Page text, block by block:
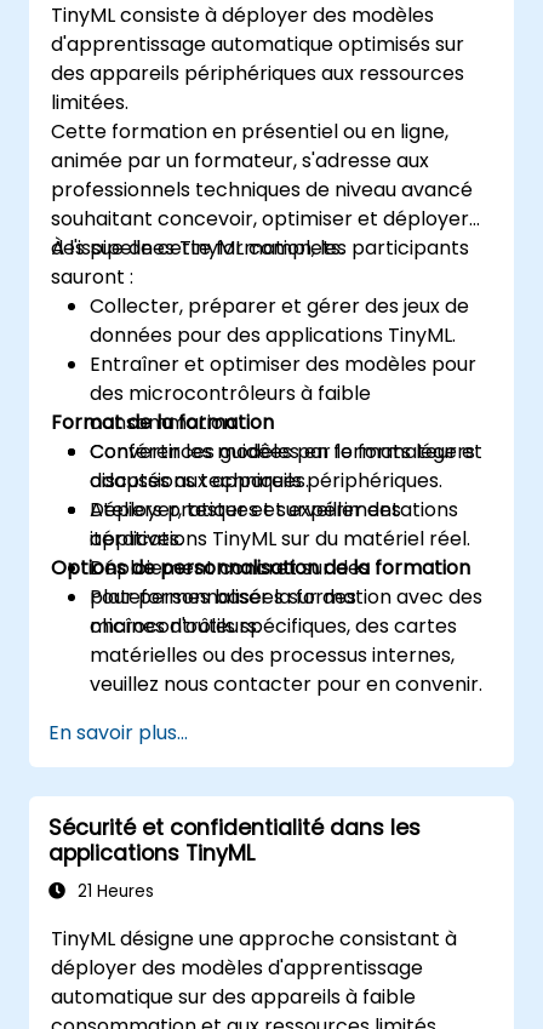
TinyML consiste à déployer des modèles
d'apprentissage automatique optimisés sur
des appareils périphériques aux ressources
limitées.
Cette formation en présentiel ou en ligne,
animée par un formateur, s'adresse aux
professionnels techniques de niveau avancé
souhaitant concevoir, optimiser et déployer
des pipelines TinyML complets.
À l'issue de cette formation, les participants
sauront :
Collecter, préparer et gérer des jeux de
données pour des applications TinyML.
Entraîner et optimiser des modèles pour
des microcontrôleurs à faible
consommation.
Convertir les modèles en formats légers
adaptés aux appareils périphériques.
Déployer, tester et surveiller des
applications TinyML sur du matériel réel.
Format de la formation
Conférences guidées par le formateur et
discussions techniques.
Ateliers pratiques et expérimentations
itératives.
Déploiement concret sur des
plateformes basées sur des
microcontrôleurs.
Options de personnalisation de la formation
Pour personnaliser la formation avec des
chaînes d'outils spécifiques, des cartes
matérielles ou des processus internes,
veuillez nous contacter pour en convenir.
En savoir plus...
Sécurité et confidentialité dans les
applications TinyML
21 Heures
TinyML désigne une approche consistant à
déployer des modèles d'apprentissage
automatique sur des appareils à faible